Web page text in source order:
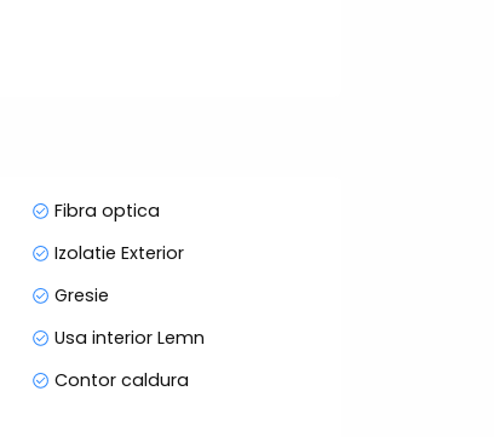
Fibra optica
Izolatie Exterior
Gresie
Usa interior Lemn
Contor caldura